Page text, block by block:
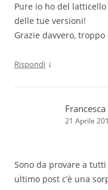
Pure io ho del
delle tue versioni!
Grazie davvero, troppo
Rispondi ↓
Francesca
21 Aprile
Sono da provare a
ultimo post c’è una